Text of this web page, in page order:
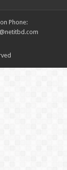
Phone: